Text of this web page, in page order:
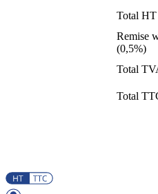
Total
Remise
(0,5%)
Total
Total